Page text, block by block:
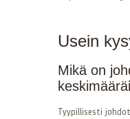
Usein
Mikä on
Tyypillisesti